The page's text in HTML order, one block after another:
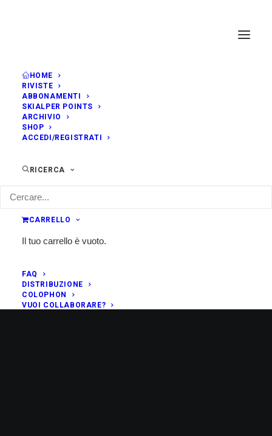
HOME
RIVISTE
ABBONAMENTI
SKIALPER POINTS
ARCHIVIO
SHOP
ACCEDI/REGISTRATI
RICERCA
CARRELLO
Il tuo carrello è vuoto.
FAQ
DISTRIBUZIONE
COLOPHON
VUOI COLLABORARE?